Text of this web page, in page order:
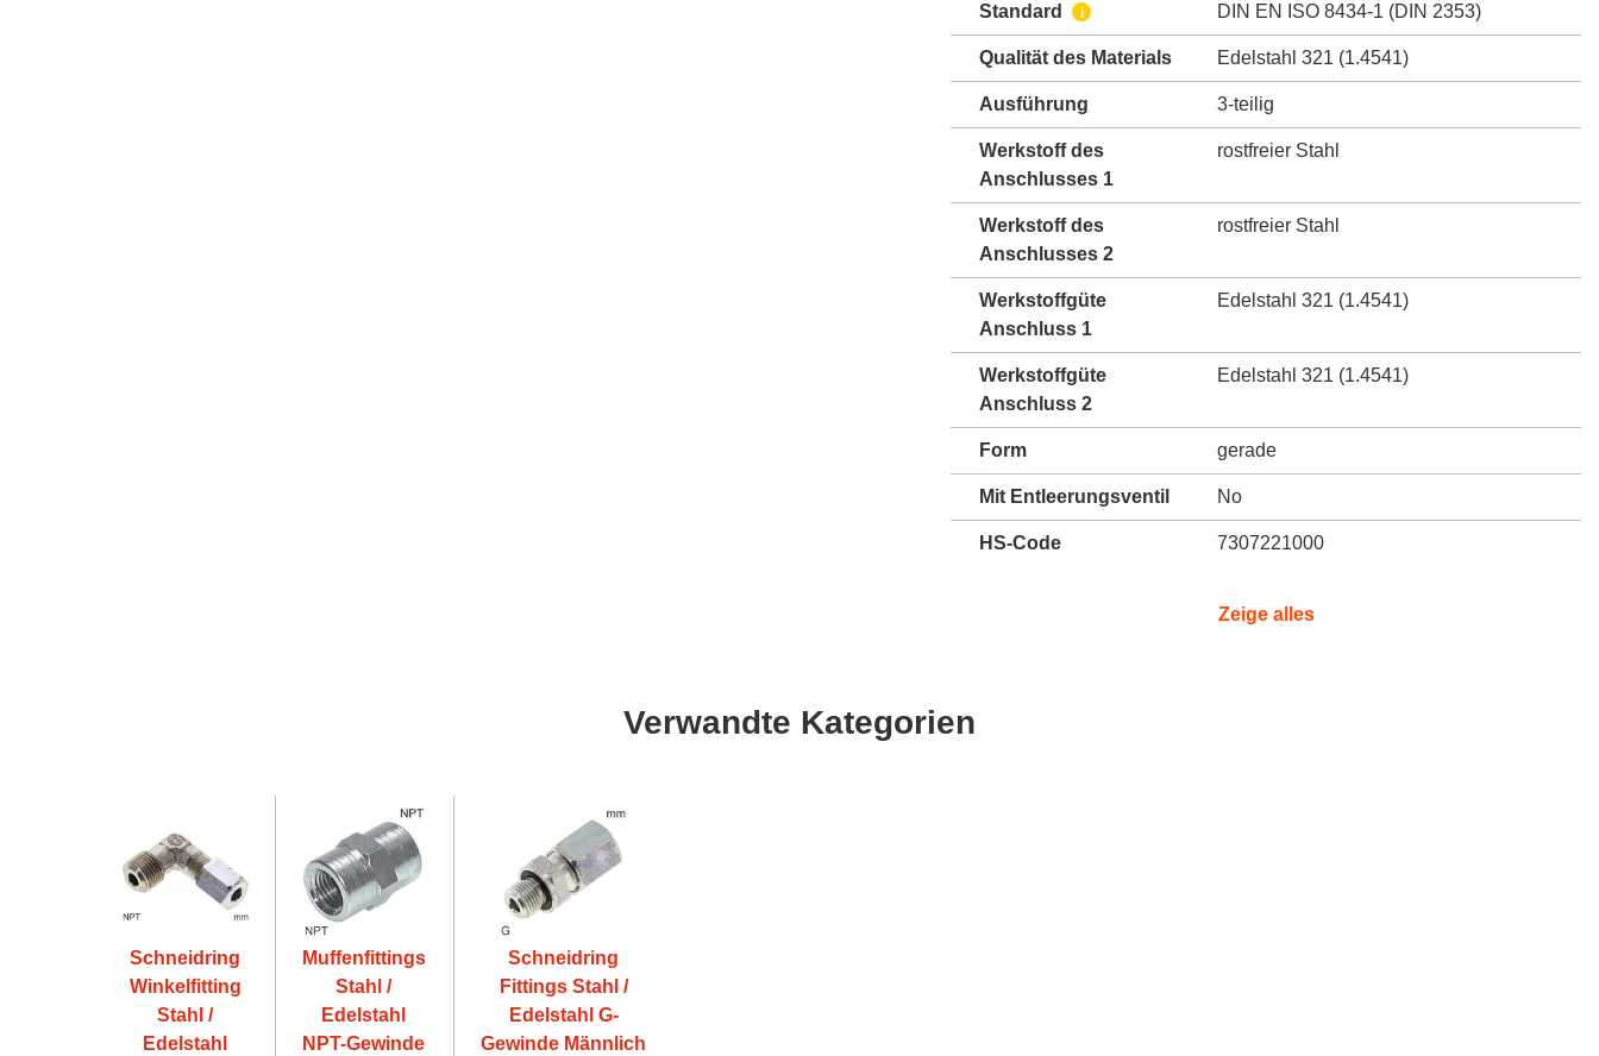
Standard i DIN EN ISO 8434-1 (DIN 2353)
Qualität des Materials Edelstahl 321 (1.4541)
Ausführung 3-teilig
Werkstoff des
Anschlusses 1
rostfreier Stahl
Werkstoff des
Anschlusses 2
rostfreier Stahl
Werkstoffgüte
Anschluss 1
Edelstahl 321 (1.4541)
Werkstoffgüte
Anschluss 2
Edelstahl 321 (1.4541)
Form gerade
Mit Entleerungsventil No
HS-Code 7307221000
Zeige alles
Verwandte Kategorien
Schneidring
Winkelfitting
Stahl /
Edelstahl
Muffenfittings
Stahl /
Edelstahl
NPT-Gewinde
Schneidring
Fittings Stahl /
Edelstahl G-
Gewinde Männlich